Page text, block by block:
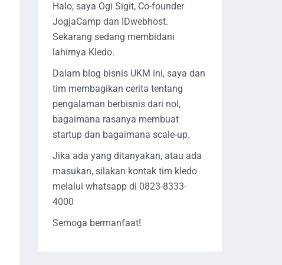
Halo, saya Ogi Sigit, Co-founder
JogjaCamp dan IDwebhost.
Sekarang sedang membidani
lahirnya Kledo.
Dalam blog bisnis UKM ini, saya dan
tim membagikan cerita tentang
pengalaman berbisnis dari nol,
bagaimana rasanya membuat
startup dan bagaimana scale-up.
Jika ada yang ditanyakan, atau ada
masukan, silakan kontak tim kledo
melalui whatsapp di 0823-8333-
4000
Semoga bermanfaat!